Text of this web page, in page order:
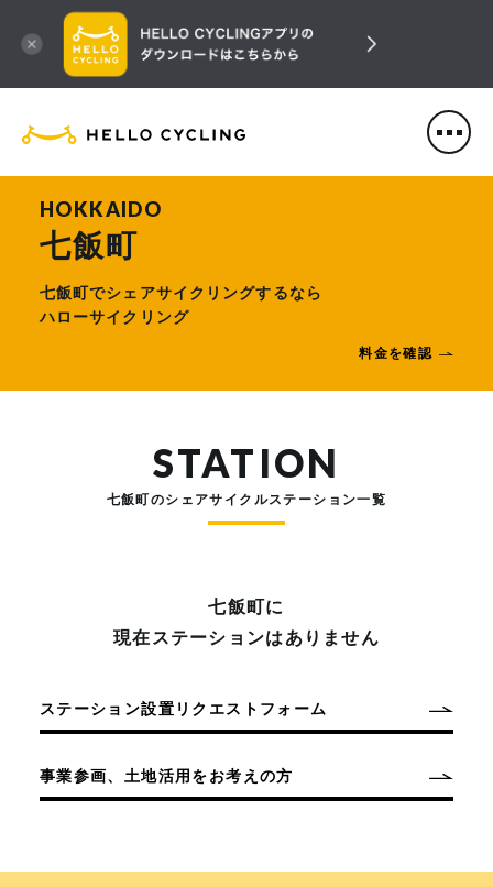
HELLO CYCLING（ハローサ
HOKKAIDO
七飯町
七飯町でシェアサイクリングするなら
ハローサイクリング
料金を確認
STATION
七飯町のシェアサイクルステーション一覧
七飯町に
現在ステーションはありません
ステーション設置リクエストフォーム
事業参画、土地活用をお考えの方